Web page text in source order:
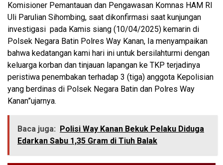
Komisioner Pemantauan dan Pengawasan Komnas HAM RI
Uli Parulian Sihombing, saat dikonfirmasi saat kunjungan
investigasi pada Kamis siang (10/04/2025) kemarin di
Polsek Negara Batin Polres Way Kanan, Ia menyampaikan
bahwa kedatangan kami hari ini untuk bersilahturmi dengan
keluarga korban dan tinjauan lapangan ke TKP terjadinya
peristiwa penembakan terhadap 3 (tiga) anggota Kepolisian
yang berdinas di Polsek Negara Batin dan Polres Way
Kanan”ujarnya.
Baca juga:
Polisi Way Kanan Bekuk Pelaku Diduga
Edarkan Sabu 1,35 Gram di Tiuh Balak